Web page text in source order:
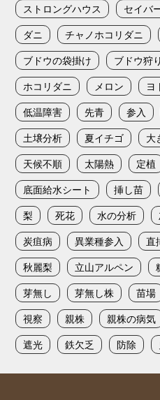
ストロングハウス
セイバ
ダニ
チャノホコリダニ
ブドウの袋掛け
ブドウ狩り
ホコリダニ
メロン ヨ
低温障害
先青 参入
土壌分析
夏イチゴ 大
天候不順
太陽熱 定植
底面給水シート
挿し苗
梨
死花 水の分析
炭疽病
異業種参入 直
秋麗梨
立山アルペン
芽無し
芽無し株 苗場
視察
親株 親株の病気
遮光
鉄欠乏 防除